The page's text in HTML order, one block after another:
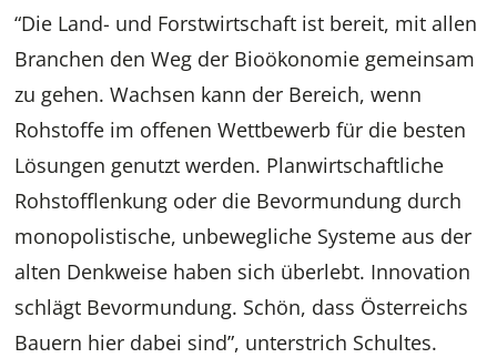
“Die Land- und Forstwirtschaft ist bereit, mit allen
Branchen den Weg der Bioökonomie gemeinsam
zu gehen. Wachsen kann der Bereich, wenn
Rohstoffe im offenen Wettbewerb für die besten
Lösungen genutzt werden. Planwirtschaftliche
Rohstofflenkung oder die Bevormundung durch
monopolistische, unbewegliche Systeme aus der
alten Denkweise haben sich überlebt. Innovation
schlägt Bevormundung. Schön, dass Österreichs
Bauern hier dabei sind”, unterstrich Schultes.